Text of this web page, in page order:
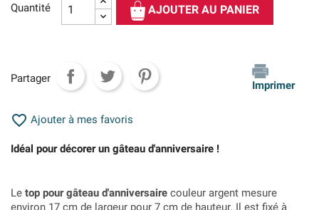
Quantité AJOUTER AU PANIER
Partager
Imprimer
 Ajouter à mes favoris
Idéal pour décorer un gâteau d'anniversaire !
Le top pour gâteau d'anniversaire couleur argent mesure
environ 17 cm de largeur pour 7 cm de hauteur. Il est fixé à